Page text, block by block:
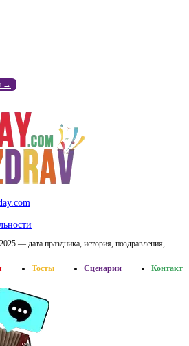
→
— дата праздника, история, поздравления,
Тосты Сценарии Контакт